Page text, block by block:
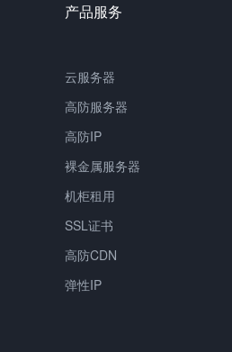
产品服务
云服务器
高防服务器
高防IP
裸金属服务器
机柜租用
SSL证书
高防CDN
弹性IP